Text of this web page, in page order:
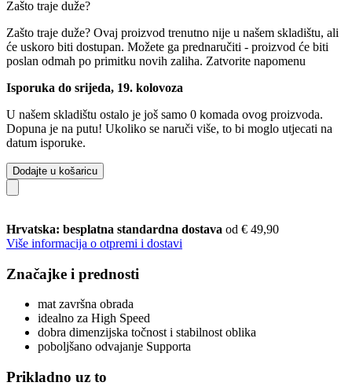
Zašto traje duže?
Zašto traje duže? Ovaj proizvod trenutno nije u našem skladištu, ali
će uskoro biti dostupan. Možete ga prednaručiti - proizvod će biti
poslan odmah po primitku novih zaliha. Zatvorite napomenu
Isporuka do srijeda, 19. kolovoza
U našem skladištu ostalo je još samo 0 komada ovog proizvoda.
Dopuna je na putu! Ukoliko se naruči više, to bi moglo utjecati na
datum isporuke.
Dodajte u košaricu
Hrvatska: besplatna standardna dostava od € 49,90
Više informacija o otpremi i dostavi
Značajke i prednosti
mat završna obrada
idealno za High Speed
dobra dimenzijska točnost i stabilnost oblika
poboljšano odvajanje Supporta
Prikladno uz to